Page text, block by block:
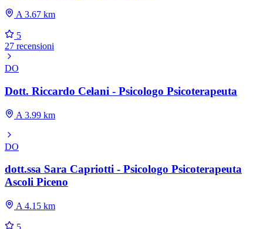
A 3.67 km
5
27 recensioni
DO
Dott. Riccardo Celani - Psicologo Psicoterapeuta
A 3.99 km
DO
dott.ssa Sara Capriotti - Psicologo Psicoterapeuta
Ascoli Piceno
A 4.15 km
5